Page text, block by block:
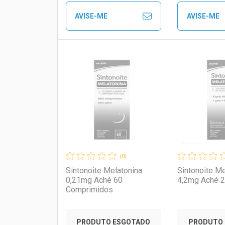
Comprar sem Desconto
Comprar sem Desconto
Comprar
Comprar
AVISE-ME
Laboratório
Por Menos
AVISE-ME
Por
(0)
Sintonoite Melatonina
0,21mg Aché 60
Comprimidos
PRODUTO ESGOTADO
Sintonoite
4,2mg Aché
PRODUTO